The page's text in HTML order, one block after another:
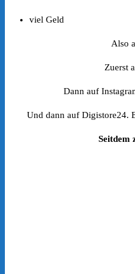
viel Geld
Also
Zuerst
Dann auf
Und dann auf Digistore24.
Seitdem